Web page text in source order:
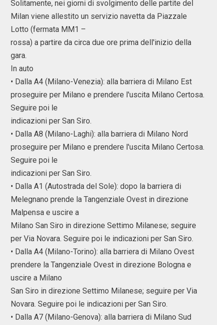
Solitamente, nei giorni di svolgimento delle partite del
Milan viene allestito un servizio navetta da Piazzale
Lotto (fermata MM1 –
rossa) a partire da circa due ore prima dell'inizio della
gara.
In auto
• Dalla A4 (Milano-Venezia): alla barriera di Milano Est
proseguire per Milano e prendere l'uscita Milano Certosa.
Seguire poi le
indicazioni per San Siro.
• Dalla A8 (Milano-Laghi): alla barriera di Milano Nord
proseguire per Milano e prendere l'uscita Milano Certosa.
Seguire poi le
indicazioni per San Siro.
• Dalla A1 (Autostrada del Sole): dopo la barriera di
Melegnano prende la Tangenziale Ovest in direzione
Malpensa e uscire a
Milano San Siro in direzione Settimo Milanese; seguire
per Via Novara. Seguire poi le indicazioni per San Siro.
• Dalla A4 (Milano-Torino): alla barriera di Milano Ovest
prendere la Tangenziale Ovest in direzione Bologna e
uscire a Milano
San Siro in direzione Settimo Milanese; seguire per Via
Novara. Seguire poi le indicazioni per San Siro.
• Dalla A7 (Milano-Genova): alla barriera di Milano Sud